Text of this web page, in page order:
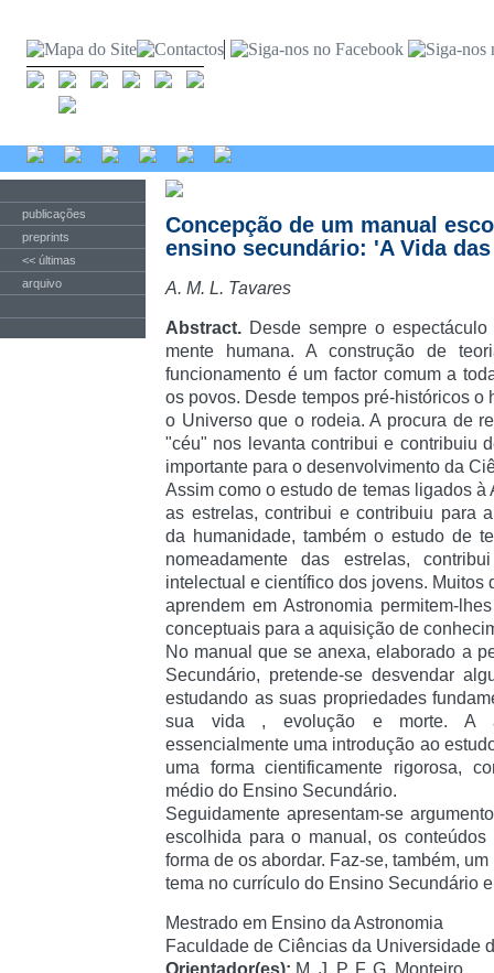
publicações
preprints
<< últimas
arquivo
Concepção de um manual
ensino secundário: 'A Vida
A. M. L. Tavares
Abstract. Desde sempre o
mente humana. A construção de
funcionamento é um factor comum a
os povos. Desde tempos pré-históricos o
o Universo que o rodeia. A procura de
"céu" nos levanta contribui e contribuiu
importante para o desenvolvimento da
Assim como o estudo de temas ligados à
as estrelas, contribui e contribuiu para
da humanidade, também o estudo de
nomeadamente das estrelas,
intelectual e científico dos jovens. Muitos
aprendem em Astronomia permitem-
conceptuais para a aquisição de
No manual que se anexa, elaborado a
Secundário, pretende-se desvendar
estudando as suas propriedades
sua vida , evolução e morte. A
essencialmente uma introdução ao
uma forma cientificamente rigorosa,
médio do Ensino Secundário.
Seguidamente apresentam-se
escolhida para o manual, os
forma de os abordar. Faz-se, também,
tema no currículo do Ensino Secundário
Mestrado em Ensino da Astronomia
Faculdade de Ciências da Universidade
Orientador(es): M. J. P. F. G. Monteiro